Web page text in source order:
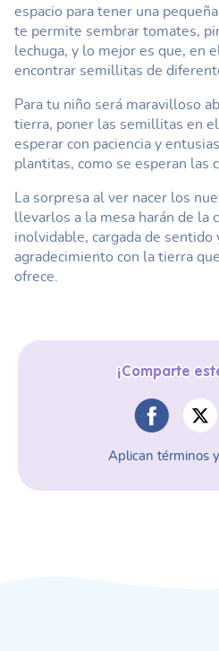
espacio para tener una
te permite sembrar tomates,
lechuga, y lo mejor es que, en
encontrar semillitas de
Para tu niño será maravilloso
tierra, poner las semillitas en
esperar con paciencia y
plantitas, como se esperan las
La sorpresa al ver nacer los
llevarlos a la mesa harán de la
inolvidable, cargada de sentido
agradecimiento con la tierra
ofrece.
¡Comparte
Aplican términos